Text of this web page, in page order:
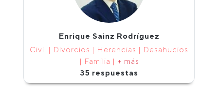
Enrique Sainz Rodríguez
Civil | Divorcios | Herencias | Desahucios
| Familia | + más
35 respuestas